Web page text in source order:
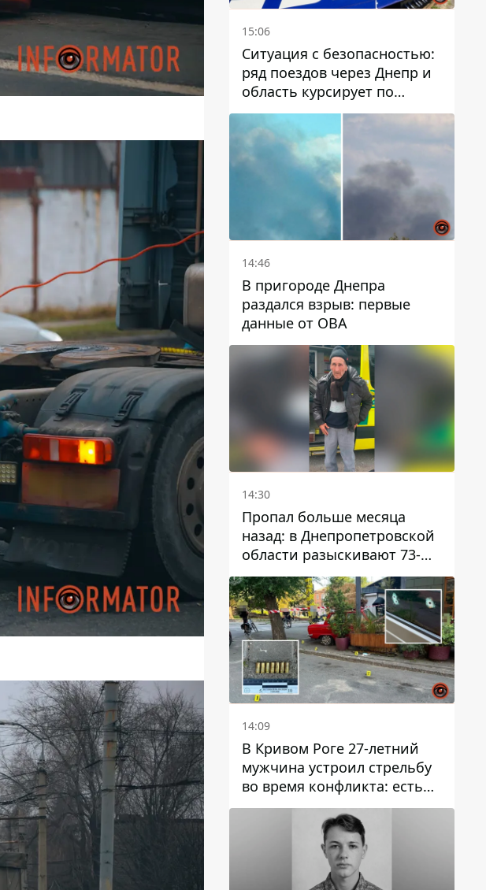
15:06
Ситуация с безопасностью:
ряд поездов через Днепр и
область курсирует по
измененному маршруту, а
часть пути заменили
автобусами и электричками
14:46
В пригороде Днепра
раздался взрыв: первые
данные от ОВА
14:30
Пропал больше месяца
назад: в Днепропетровской
области разыскивают 73-
летнего мужчину
14:09
В Кривом Роге 27-летний
мужчина устроил стрельбу
во время конфликта: есть
раненый